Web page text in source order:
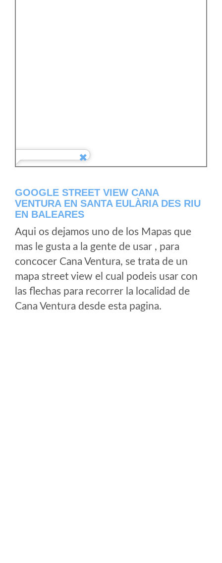
GOOGLE STREET VIEW CANA
VENTURA EN SANTA EULÀRIA DES RIU
EN BALEARES
Aqui os dejamos uno de los Mapas que
mas le gusta a la gente de usar , para
concocer Cana Ventura, se trata de un
mapa street view el cual podeis usar con
las flechas para recorrer la localidad de
Cana Ventura desde esta pagina.